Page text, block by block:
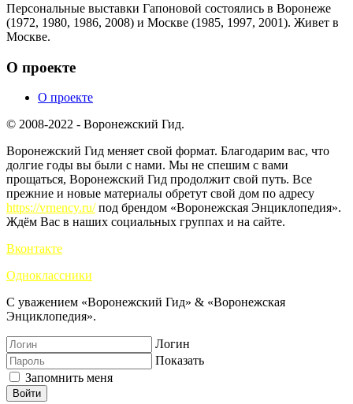
Персональные выставки Гапоновой состоялись в Воронеже
(1972, 1980, 1986, 2008) и Москве (1985, 1997, 2001). Живет в
Москве.
О проекте
О проекте
© 2008-2022 - Воронежский Гид.
Воронежский Гид меняет свой формат. Благодарим вас, что
долгие годы вы были с нами. Мы не спешим с вами
прощаться, Воронежский Гид продолжит свой путь. Все
прежние и новые материалы обретут свой дом по адресу
https://vrnency.ru/под брендом «Воронежская Энциклопедия».
Ждём Вас в наших социальных группах и на сайте.
Вконтакте
Одноклассники
С уважением «Воронежский Гид» & «Воронежская
Энциклопедия».
Логин
Показать
Запомнить меня
Войти